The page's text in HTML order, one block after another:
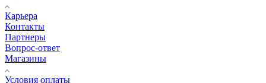
Карьера
Контакты
Партнеры
Вопрос-ответ
Магазины
Условия оплаты